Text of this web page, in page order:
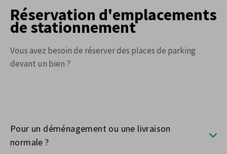
Réservation d'emplacements
de stationnement
Vous avez besoin de réserver des places de parking
devant un bien ?
Pour un déménagement ou une livraison
normale ?